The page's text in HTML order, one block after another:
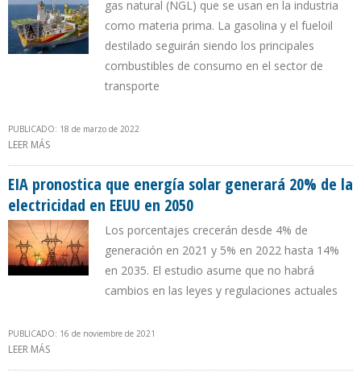
gas natural (NGL) que se usan en la industria
como materia prima. La gasolina y el fueloil
destilado seguirán siendo los principales
combustibles de consumo en el sector de
transporte
PUBLICADO: 18 de marzo de 2022
LEER MÁS
EIA pronostica que energía solar generará 20% de la
electricidad en EEUU en 2050
Los porcentajes crecerán desde 4% de
generación en 2021 y 5% en 2022 hasta 14%
en 2035. El estudio asume que no habrá
cambios en las leyes y regulaciones actuales
PUBLICADO: 16 de noviembre de 2021
LEER MÁS